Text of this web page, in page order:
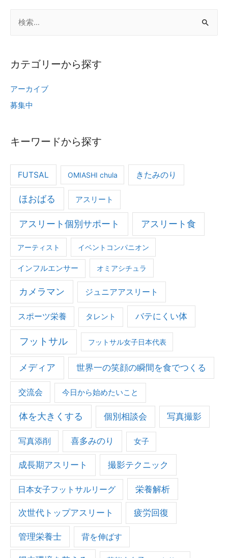
大
き
方
ア
ー
の
=
量
ご
を
る
は
い
ゲ
シ
ン
カテゴリーから探す
アーカイブ
募集中
キーワードから探す
FUTSAL OMIASHI chula きたみのり
ほおばる アスリート
アスリート個別サポート アスリート食
アーティスト イベントコンパニオン
インフルエンサー オミアシチュラ
カメラマン ジュニアアスリート
スポーツ栄養 タレント バテにくい体
フットサル フットサル女子日本代表
メディア 世界一の笑顔の瞬間を食でつくる
交流会 今日から始めたいこと
体を大きくする 個別相談会 写真撮影
写真添削 喜多みのり 女子
成長期アスリート 撮影テクニック
日本女子フットサルリーグ 栄養解析
次世代トップアスリート 疲労回復
管理栄養士 背を伸ばす